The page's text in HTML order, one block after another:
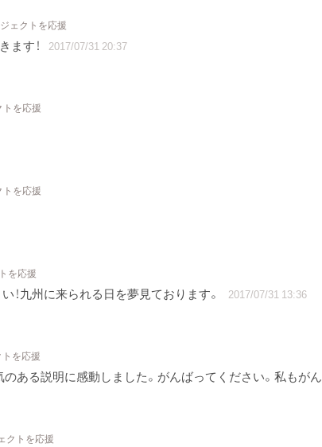
ェクトを応援
ます！ 2017/07/31 20:37
トを応援
トを応援
を応援
！九州に来られる日を夢見ております。 2017/07/31 13:36
を応援
ある説明に感動しました。がんばってください。私もがん
クトを応援